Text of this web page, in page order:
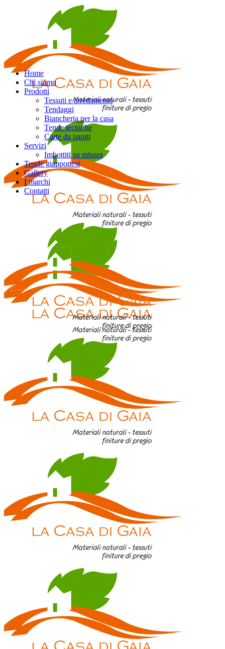
Home
Chi siamo
Prodotti
Tessuti e arredamento
Tendaggi
Biancheria per la casa
Tende tecniche
Carte da parati
Servizi
Imbottiti su misura
Tende giapponesi
Gallery
I marchi
Contatti